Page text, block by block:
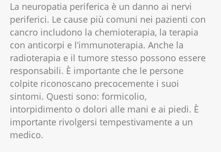
La neuropatia periferica è un danno ai nervi
periferici. Le cause più comuni nei pazienti con
cancro includono la chemioterapia, la terapia
con anticorpi e l’immunoterapia. Anche la
radioterapia e il tumore stesso possono essere
responsabili. È importante che le persone
colpite riconoscano precocemente i suoi
sintomi. Questi sono: formicolio,
intorpidimento o dolori alle mani e ai piedi. È
importante rivolgersi tempestivamente a un
medico.